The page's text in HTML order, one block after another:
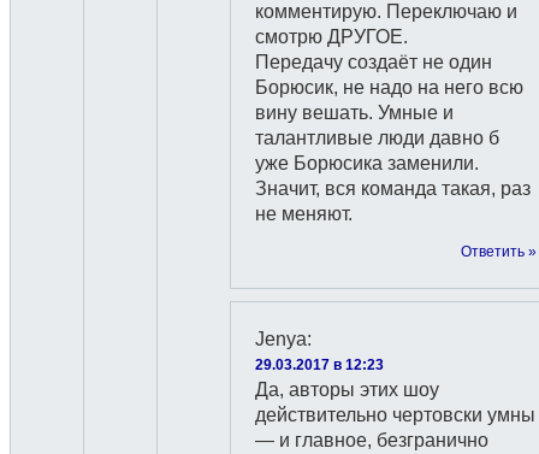
комментирую. Переключаю и
смотрю ДРУГОЕ.
Передачу создаёт не один
Борюсик, не надо на него всю
вину вешать. Умные и
талантливые люди давно б
уже Борюсика заменили.
Значит, вся команда такая, раз
не меняют.
Ответить »
Jenyа:
29.03.2017 в 12:23
Да, авторы этих шоу
действительно чертовски умны
— и главное, безгранично